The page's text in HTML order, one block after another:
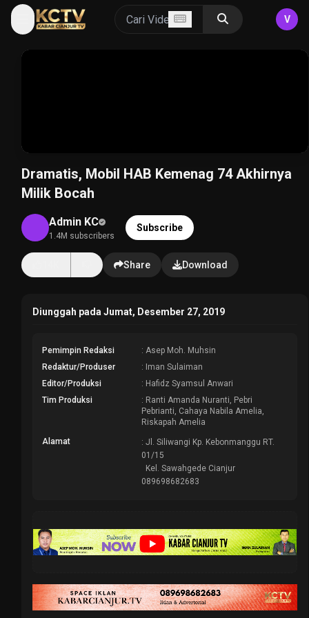
V
Dramatis, Mobil HAB Kemenag 74 Akhirnya
Milik Bocah
Admin KC
1.4M subscribers
Subscribe
Share Download
Diunggah pada Jumat, Desember 27, 2019
Pemimpin Redaksi
: Asep Moh. Muhsin
Redaktur/Produser
: Iman Sulaiman
Editor/Produksi
: Hafidz Syamsul Anwari
Tim Produksi
: Ranti Amanda Nuranti, Pebri
Pebrianti, Cahaya Nabila Amelia,
Riskapah Amelia
Alamat
: Jl. Siliwangi Kp. Kebonmanggu RT.
01/15
Kel. Sawahgede Cianjur
089698682683